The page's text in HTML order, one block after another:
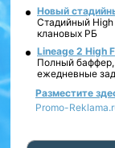
Новый
Стадийный High
клановых РБ
Lineage 2 High
Полный баффер,
ежедневные
Разместите
Promo-